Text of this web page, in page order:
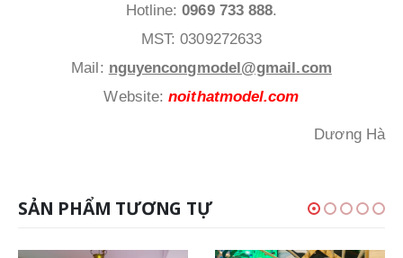
Hotline:0969 733 888.
MST: 0309272633
Mail: nguyencongmodel@gmail.com
Website:noithatmodel.com
Dương Hà
SẢN PHẨM TƯƠNG TỰ